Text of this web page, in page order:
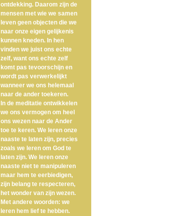
ontdekking. Daarom zijn de
mensen met wie we samen
leven geen objecten die we
naar onze eigen gelijkenis
kunnen kneden. In hen
vinden we juist ons echte
zelf, want ons echte zelf
komt pas tevoorschijn en
wordt pas verwerkelijkt
wanneer we ons helemaal
naar de ander toekeren.
In de meditatie ontwikkelen
we ons vermogen om heel
ons wezen naar de Ander
toe te keren. We leren onze
naaste te laten zijn, precies
zoals we leren om God te
laten zijn. We leren onze
naaste niet te manipuleren
maar hem te eerbiedigen,
zijn belang te respecteren,
het wonder van zijn wezen.
Met andere woorden: we
leren hem lief te hebben.